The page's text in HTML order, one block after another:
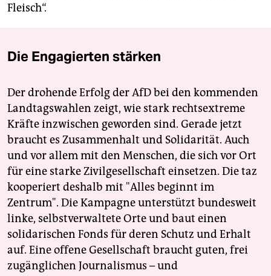
Fleisch“.
Die Engagierten stärken
Der drohende Erfolg der AfD bei den kommenden
Landtagswahlen zeigt, wie stark rechtsextreme
Kräfte inzwischen geworden sind. Gerade jetzt
braucht es Zusammenhalt und Solidarität. Auch
und vor allem mit den Menschen, die sich vor Ort
für eine starke Zivilgesellschaft einsetzen. Die taz
kooperiert deshalb mit "Alles beginnt im
Zentrum". Die Kampagne unterstützt bundesweit
linke, selbstverwaltete Orte und baut einen
solidarischen Fonds für deren Schutz und Erhalt
auf. Eine offene Gesellschaft braucht guten, frei
zugänglichen Journalismus – und